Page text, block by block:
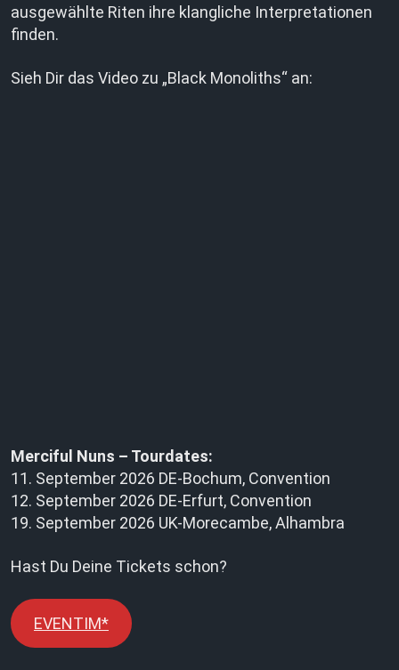
ausgewählte Riten ihre klangliche Interpretationen
finden.
Sieh Dir das Video zu „Black Monoliths“ an:
Merciful Nuns – Tourdates:
11. September 2026 DE-Bochum, Convention
12. September 2026 DE-Erfurt, Convention
19. September 2026 UK-Morecambe, Alhambra
Hast Du Deine Tickets schon?
EVENTIM*